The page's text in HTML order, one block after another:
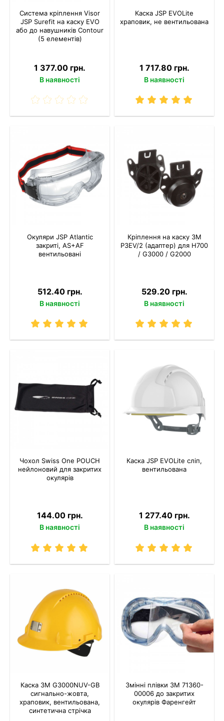
Система кріплення Visor
JSP Surefit на каску EVO
або до навушників Contour
(5 елементів)
1 377.00 грн.
В наявності
Каска JSP EVOLite
храповик, не вентильована
1 717.80 грн.
В наявності
Окуляри JSP Atlantic
закриті, AS+AF
вентильовані
512.40 грн.
В наявності
Кріплення на каску 3M
P3EV/2 (адаптер) для Н700
/ G3000 / G2000
529.20 грн.
В наявності
Чохол Swiss One POUCH
нейлоновий для закритих
окулярів
144.00 грн.
В наявності
Каска JSP EVOLite сліп,
вентильована
1 277.40 грн.
В наявності
Каска 3M G3000NUV-GB
сигнально-жовта,
храповик, вентильована,
синтетична стрічка
Змінні плівки 3M 71360-
00006 до закритих
окулярів Фаренгейт